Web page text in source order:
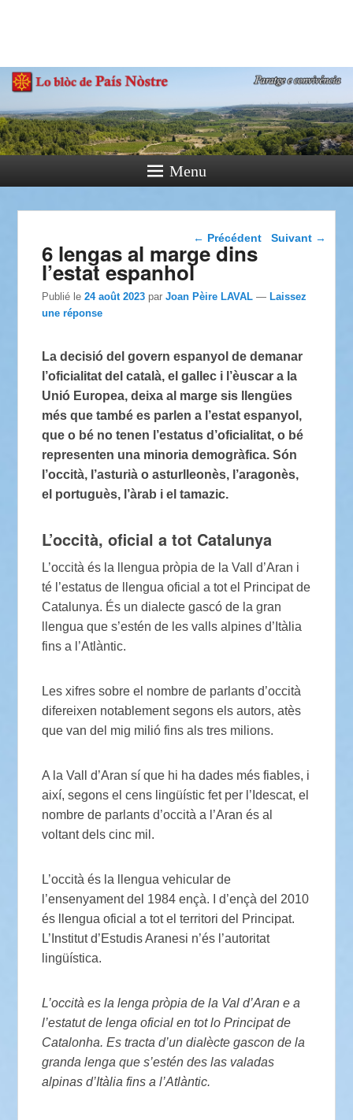
Paratge e Convivència
Menu
Navigation dans les
← Précédent Suivant →
6 lengas al marge dins
l’estat espanhol
Publié le24 août 2023 parJoan Pèire LAVAL —Laissez
une réponse
La decisió del govern espanyol de demanar
l’oficialitat del català, el gallec i l’èuscar a la
Unió Europea, deixa al marge sis llengües
més que també es parlen a l’estat espanyol,
que o bé no tenen l’estatus d’oficialitat, o bé
representen una minoria demogràfica. Són
l’occità, l’asturià o asturlleonès, l’aragonès,
el portuguès, l’àrab i el tamazic.
L’occità, oficial a tot Catalunya
L’occità és la llengua pròpia de la Vall d’Aran i
té l’estatus de llengua oficial a tot el Principat de
Catalunya. És un dialecte gascó de la gran
llengua que s’estén de les valls alpines d’Itàlia
fins a l’Atlàntic.
Les xifres sobre el nombre de parlants d’occità
difereixen notablement segons els autors, atès
que van del mig milió fins als tres milions.
A la Vall d’Aran sí que hi ha dades més fiables, i
així, segons el cens lingüístic fet per l’Idescat, el
nombre de parlants d’occità a l’Aran és al
voltant dels cinc mil.
L’occità és la llengua vehicular de
l’ensenyament del 1984 ençà. I d’ençà del 2010
és llengua oficial a tot el territori del Principat.
L’Institut d’Estudis Aranesi n’és l’autoritat
lingüística.
L’occità es la lenga pròpia de la Val d’Aran e a
l’estatut de lenga oficial en tot lo Principat de
Catalonha. Es tracta d’un dialècte gascon de la
granda lenga que s’estén des las valadas
alpinas d’Itàlia fins a l’Atlàntic.